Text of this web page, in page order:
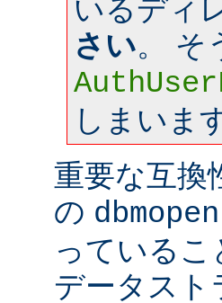
いるディ
さい。 そ
しまいま
重要な互換
の dbmopen
っている
データスト